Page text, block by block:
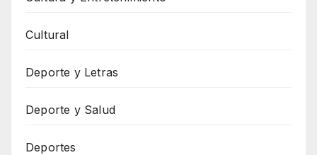
Cultural
Deporte y Letras
Deporte y Salud
Deportes